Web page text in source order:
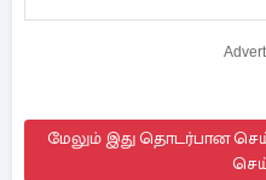
மேலும் இது தொடர்பான